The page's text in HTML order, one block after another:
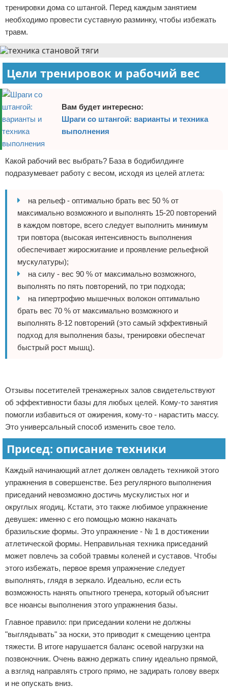
тренировки дома со штангой. Перед каждым занятием
необходимо провести суставную разминку, чтобы избежать
травм.
Цели тренировок и рабочий вес
Вам будет интересно:
Шраги со штангой: варианты и техника
выполнения
Какой рабочий вес выбрать? База в бодибилдинге
подразумевает работу с весом, исходя из целей атлета:
на рельеф - оптимально брать вес 50 % от
максимально возможного и выполнять 15-20 повторений
в каждом повторе, всего следует выполнить минимум
три повтора (высокая интенсивность выполнения
обеспечивает жиросжигание и проявление рельефной
мускулатуры);
на силу - вес 90 % от максимально возможного,
выполнять по пять повторений, по три подхода;
на гипертрофию мышечных волокон оптимально
брать вес 70 % от максимально возможного и
выполнять 8-12 повторений (это самый эффективный
подход для выполнения базы, тренировки обеспечат
быстрый рост мышц).
Отзывы посетителей тренажерных залов свидетельствуют
об эффективности базы для любых целей. Кому-то занятия
помогли избавиться от ожирения, кому-то - нарастить массу.
Это универсальный способ изменить свое тело.
Присед: описание техники
Каждый начинающий атлет должен овладеть техникой этого
упражнения в совершенстве. Без регулярного выполнения
приседаний невозможно достичь мускулистых ног и
округлых ягодиц. Кстати, это также любимое упражнение
девушек: именно с его помощью можно накачать
бразильские формы. Это упражнение - № 1 в достижении
атлетической формы. Неправильная техника приседаний
может повлечь за собой травмы коленей и суставов. Чтобы
этого избежать, первое время упражнение следует
выполнять, глядя в зеркало. Идеально, если есть
возможность нанять опытного тренера, который объяснит
все нюансы выполнения этого упражнения базы.
Главное правило: при приседании колени не должны
"выглядывать" за носки, это приводит к смещению центра
тяжести. В итоге нарушается баланс осевой нагрузки на
позвоночник. Очень важно держать спину идеально прямой,
а взгляд направлять строго прямо, не задирать голову вверх
и не опускать вниз.